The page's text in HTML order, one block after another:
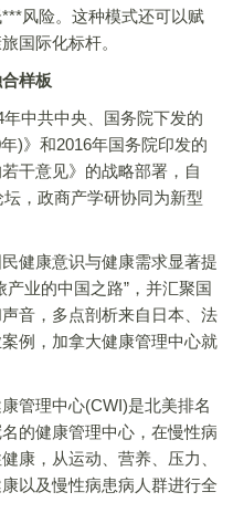
风险。这种模式还可以赋
国际化标杆。
样板
中共中央、国务院下发的
)》和2016年国务院印发的
干意见》的战略部署，自
，政商产学研协同为新型
康意识与健康需求显著提
业的中国之路”，并汇聚国
音，多点剖析来自日本、法
例，加拿大健康管理中心就
理中心(CWI)是北美排名
的健康管理中心，在慢性病
康，从运动、营养、压力、
以及慢性病患病人群进行全